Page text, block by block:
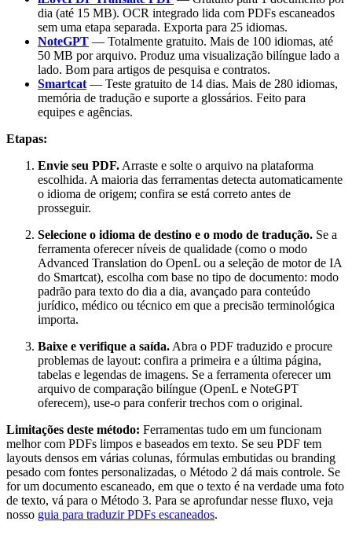
dia (até 15 MB). OCR integrado lida com PDFs escaneados
sem uma etapa separada. Exporta para 25 idiomas.
NoteGPT — Totalmente gratuito. Mais de 100 idiomas, até
50 MB por arquivo. Produz uma visualização bilíngue lado a
lado. Bom para artigos de pesquisa e contratos.
Smartcat — Teste gratuito de 14 dias. Mais de 280 idiomas,
memória de tradução e suporte a glossários. Feito para
equipes e agências.
Etapas:
Envie seu PDF. Arraste e solte o arquivo na plataforma
escolhida. A maioria das ferramentas detecta automaticamente
o idioma de origem; confira se está correto antes de
prosseguir.
Selecione o idioma de destino e o modo de tradução. Se a
ferramenta oferecer níveis de qualidade (como o modo
Advanced Translation do OpenL ou a seleção de motor de IA
do Smartcat), escolha com base no tipo de documento: modo
padrão para texto do dia a dia, avançado para conteúdo
jurídico, médico ou técnico em que a precisão terminológica
importa.
Baixe e verifique a saída. Abra o PDF traduzido e procure
problemas de layout: confira a primeira e a última página,
tabelas e legendas de imagens. Se a ferramenta oferecer um
arquivo de comparação bilíngue (OpenL e NoteGPT
oferecem), use-o para conferir trechos com o original.
Limitações deste método: Ferramentas tudo em um funcionam
melhor com PDFs limpos e baseados em texto. Se seu PDF tem
layouts densos em várias colunas, fórmulas embutidas ou branding
pesado com fontes personalizadas, o Método 2 dá mais controle. Se
for um documento escaneado, em que o texto é na verdade uma foto
de texto, vá para o Método 3. Para se aprofundar nesse fluxo, veja
nosso guia para traduzir PDFs escaneados.